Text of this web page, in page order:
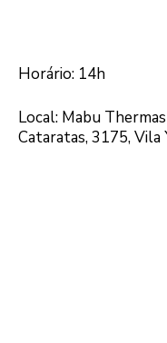
Horário: 14h
Local: Mabu
Cataratas, 3175, Vila